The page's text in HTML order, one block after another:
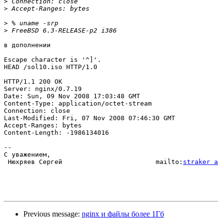
>
>
>
в дополнении
Escape character is '^]'.
HEAD /sol10.iso HTTP/1.0
HTTP/1.1 200 OK
Server: nginx/0.7.19
Date: Sun, 09 Nov 2008 17:03:48 GMT
Content-Type: application/octet-stream
Connection: close
Last-Modified: Fri, 07 Nov 2008 07:46:30 GMT
Accept-Ranges: bytes
Content-Length: -1986134016
--
С уважением,
Нюхряев Сергей                        mailto: straker
Previous message: nginx и файлы более 1Гб